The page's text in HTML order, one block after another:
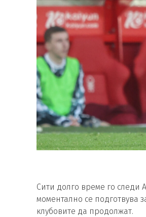
Сити долго време го следи
моментално се подготвува
клубовите да продолжат.